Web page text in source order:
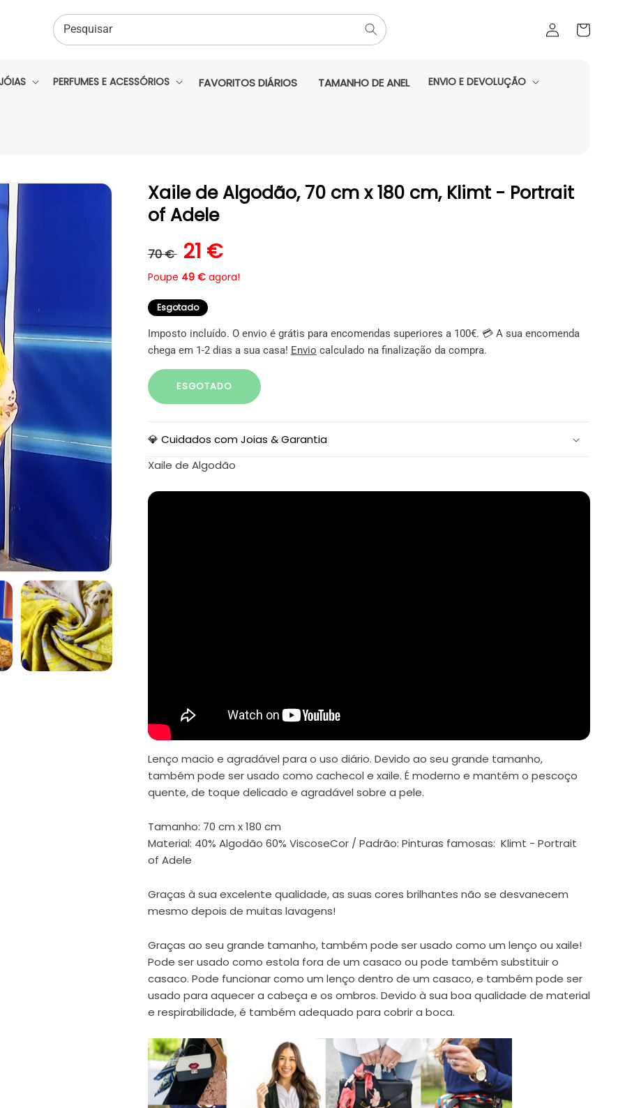
Iniciar
sessão
Carrinho
Pesquisar
PERFUMES E ACESSÓRIOS FAVORITOS DIÁRIOS TAMANHO DE ANEL ENVIO E DEVOLUÇÃO
Xaile de Algodão, 70 cm x 180 cm, Klimt - Portrait
of Adele
Preço normal
70 €Preço de saldo
21 €
Poupe 49 €agora!
Esgotado
Imposto incluído. O envio é grátis para encomendas superiores a 100€. 💳 A sua encomenda
chega em 1-2 dias a sua casa! Envio calculado na finalização da compra.
ESGOTADO
💎 Cuidados com Joias & Garantia
Xaile de Algodão
Lenço macio e agradável para o uso diário. Devido ao seu grande tamanho,
também pode ser usado como cachecol e xaile. É moderno e mantém o pescoço
quente, de toque delicado e agradável sobre a pele.
Tamanho: 70 cm x 180 cm
Material: 40% Algodão 60% ViscoseCor / Padrão: Pinturas famosas: Klimt - Portrait
of Adele
Graças à sua excelente qualidade, as suas cores brilhantes não se desvanecem
mesmo depois de muitas lavagens!
Graças ao seu grande tamanho, também pode ser usado como um lenço ou xaile!
Pode ser usado como estola fora de um casaco ou pode também substituir o
casaco. Pode funcionar como um lenço dentro de um casaco, e também pode ser
usado para aquecer a cabeça e os ombros. Devido à sua boa qualidade de material
e respirabilidade, é também adequado para cobrir a boca.